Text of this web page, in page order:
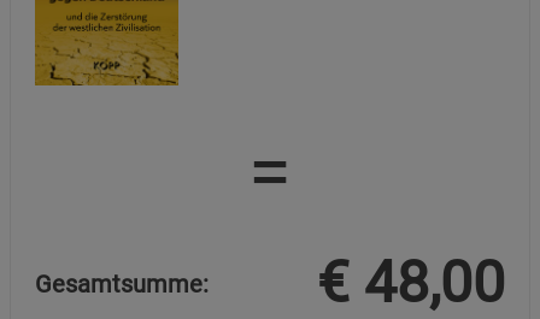
=
Gesamtsumme: € 48,00